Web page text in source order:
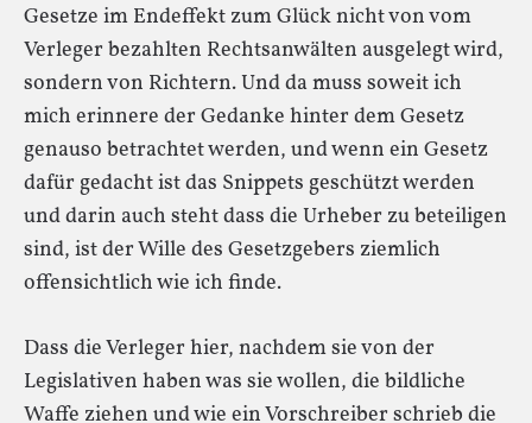
Gesetze im Endeffekt zum Glück nicht von vom
Verleger bezahlten Rechtsanwälten ausgelegt wird,
sondern von Richtern. Und da muss soweit ich
mich erinnere der Gedanke hinter dem Gesetz
genauso betrachtet werden, und wenn ein Gesetz
dafür gedacht ist das Snippets geschützt werden
und darin auch steht dass die Urheber zu beteiligen
sind, ist der Wille des Gesetzgebers ziemlich
offensichtlich wie ich finde.
Dass die Verleger hier, nachdem sie von der
Legislativen haben was sie wollen, die bildliche
Waffe ziehen und wie ein Vorschreiber schrieb die